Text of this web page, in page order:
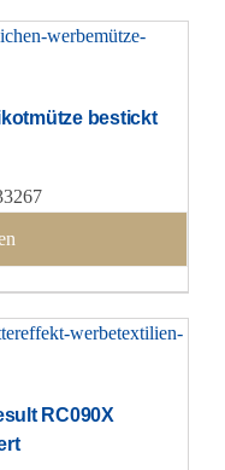
bestickt
RC090X